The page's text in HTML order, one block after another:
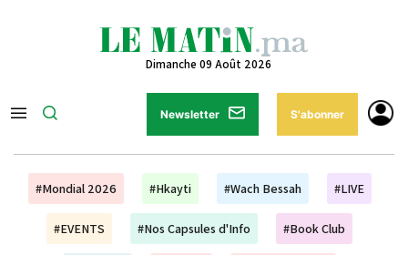
Dimanche 09 Août 2026
Newsletter S'abonner
#Mondial 2026 #Hkayti #Wach Bessah #LIVE
#EVENTS #Nos Capsules d'Info #Book Club